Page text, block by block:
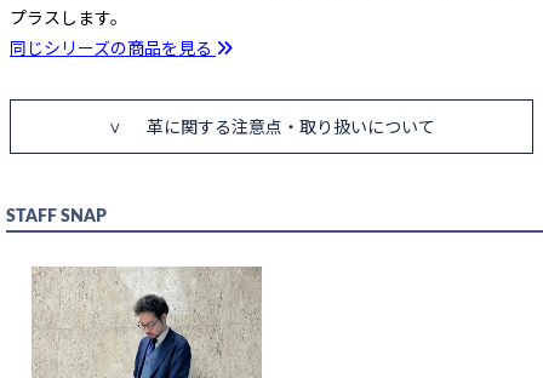
プラスします。
同じシリーズの商品を見る
革に関する注意点・取り扱いについて
STAFF SNAP